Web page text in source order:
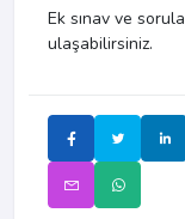
Ek sınav ve
ulaşabilirsiniz.